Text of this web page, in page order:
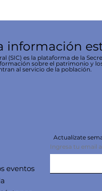
información
(SIC) es la plataforma de la
sobre el patrimonio y
al servicio de la población.
eventos
Actualízate
Ingresa tu email